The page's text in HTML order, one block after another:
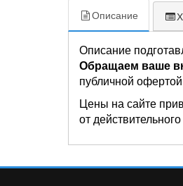
Описание
Описание
Обращаем ваше
публичной
Цены на сайте
от